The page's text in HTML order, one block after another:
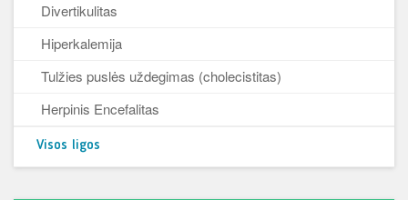
Divertikulitas
Hiperkalemija
Tulžies puslės uždegimas (cholecistitas)
Herpinis Encefalitas
Visos ligos